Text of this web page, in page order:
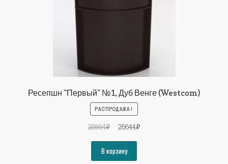
Ресепшн "Первый" №1, Дуб Венге (Westcom)
РАСПРОДАЖА!
28864₽
Первоначальная
составляла
28864₽.
26644₽Текущая
В корзину